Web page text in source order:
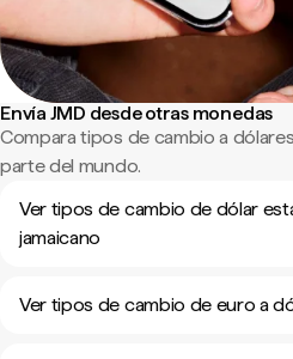
Envía JMD desde otras monedas
Compara tipos de cambio a
parte del mundo.
Ver tipos de cambio de dólar
jamaicano
Ver tipos de cambio de euro a